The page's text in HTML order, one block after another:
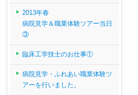
2013年春
病院見学＆職業体験ツアー当日
③
臨床工学技士のお仕事①
病院見学・ふれあい職業体験ツ
アーを行いました。